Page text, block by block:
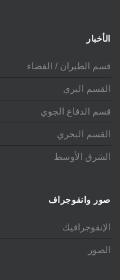
الأخبار
قسم الطيران / الفضاء
القسم البري
قسم الدفاع الجوي
القسم البحري
الشرق الأوسط
صور وانفوجراف
الإنفوجرافيك
الصور